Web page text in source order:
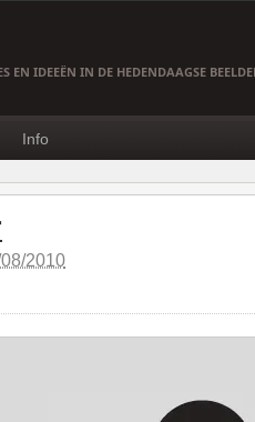
EN IDEEËN IN DE HEDENDAAGSE
Info
2010